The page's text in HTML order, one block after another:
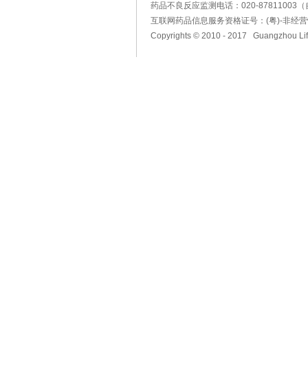
药品不良反应监测电话：020-87811003
互联网药品信息服务资格证号：(粤)-非经
Copyrights © 2010 - 2017 Guangzhou